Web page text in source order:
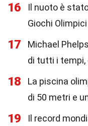
16
Il nuoto è
Giochi
17
Michael
di tutti i tempi,
18
La piscina
di 50 metri e
19
Il record